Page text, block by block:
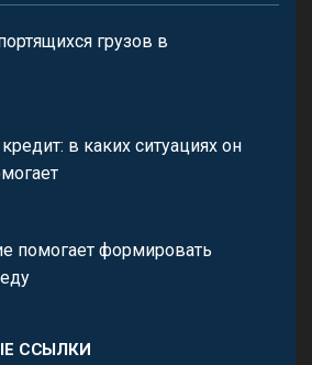
грузов в
в каких ситуациях он
помогает формировать
ССЫЛКИ